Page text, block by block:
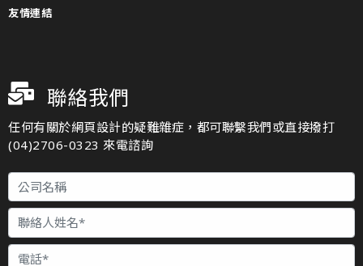
友情連結
聯絡我們
任何有關於網頁設計的疑難雜症，都可聯繫我們或直接撥打
(04)2706-0323 來電諮詢